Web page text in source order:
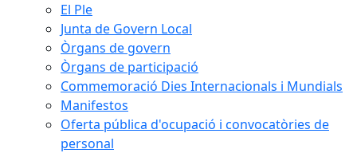
El Ple
Junta de Govern Local
Òrgans de govern
Òrgans de participació
Commemoració Dies Internacionals i Mundials
Manifestos
Oferta pública d'ocupació i convocatòries de
personal